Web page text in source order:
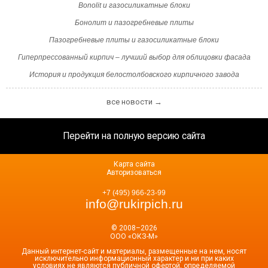
Bonolit и газосиликатные блоки
Бонолит и пазогребневые плиты
Пазогребневые плиты и газосиликатные блоки
Гиперпрессованный кирпич – лучший выбор для облицовки фасада
История и продукция белостолбовского кирпичного завода
все новости →
Перейти на полную версию сайта
© 2008–2026
ООО «ОКЗ-М»
Данный интернет-сайт и материалы, размещенные на нем, носят
исключительно информационный характер и ни при каких
условиях не являются публичной офертой, определяемой
+7 (495) 966-23-99
info@rukirpich.ru
Карта сайта
Авторизоваться